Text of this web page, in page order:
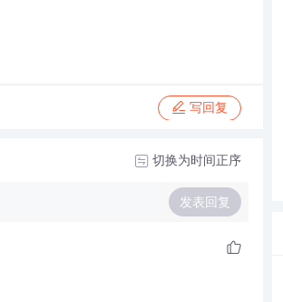
写回复
切换为时间正序
发表回复